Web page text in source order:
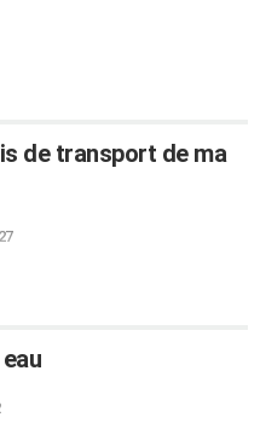
de transport de ma